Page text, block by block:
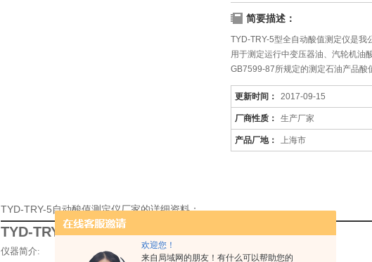
欢迎您！
来自局域网的朋友！有什么可以帮助您的
简要描述：
TYD-TRY-5型全自动酸值测定仪是我
用于测定运行中变压器油、汽轮机油
GB7599-87所规定的测定石油产品酸
品所具有优点，贯彻以人为本的设计
代设计方法，是当前石油产品酸值测
更新时间： 2017-09-15
厂商性质： 生产厂家
产品厂地： 上海市
TYD-TRY-5自动酸值测定仪厂家的详细资料：
TYD-TRY-5自动酸值测定仪
仪器简介: